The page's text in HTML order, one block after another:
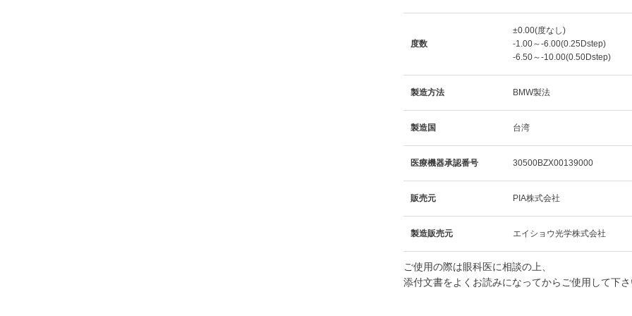
度数
±0.00(度なし)
-1.00～-6.00(0.25Dstep)
-6.50～-10.00(0.50Dstep)
製造方法 BMW製法
製造国 台湾
医療機器承認番号 30500BZX00139000
販売元 PIA株式会社
製造販売元 エイショウ光学株式会社
ご使用の際は眼科医に相談の上、
添付文書をよくお読みになってからご使用して下